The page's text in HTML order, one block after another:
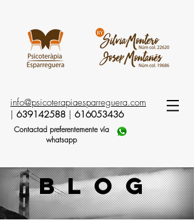
info@psicoterapiaesparreguera.com
639142588 616053436
Contactad preferentemente vía
whatsapp
blog